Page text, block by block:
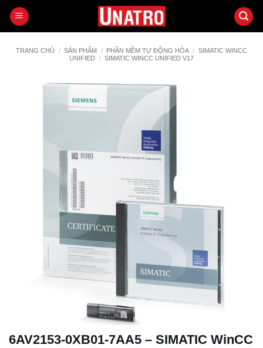
qua
dungTRANG CHỦ / SẢN PHẨM / PHẦN MỀM TỰ ĐỘNG HÓA / SIMATIC WINCC
UNIFIED / SIMATIC WINCC UNIFIED V17
6AV2153-0XB01-7AA5 – SIMATIC WinCC